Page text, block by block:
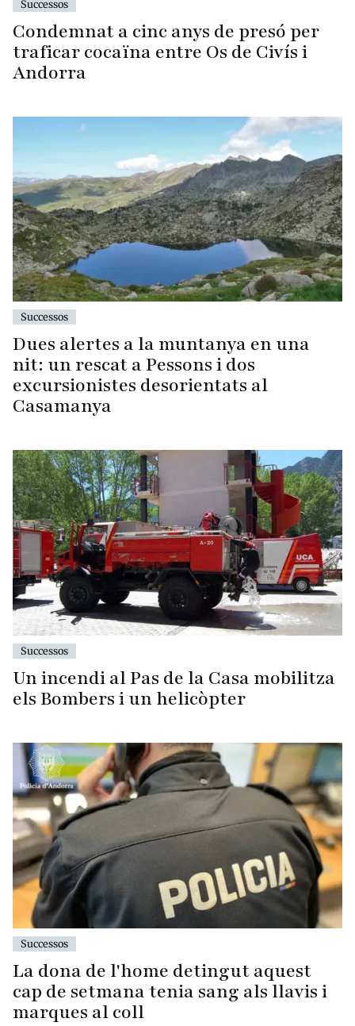
Successos
Condemnat a cinc anys de presó per
traficar cocaïna entre Os de Civís i
Andorra
Successos
Dues alertes a la muntanya en una
nit: un rescat a Pessons i dos
excursionistes desorientats al
Casamanya
Successos
Un incendi al Pas de la Casa mobilitza
els Bombers i un helicòpter
Successos
La dona de l'home detingut aquest
cap de setmana tenia sang als llavis i
marques al coll